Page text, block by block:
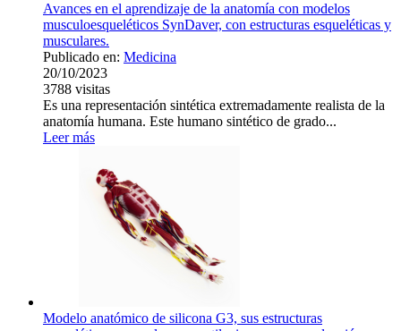
Avances en el aprendizaje de la anatomía con modelos
musculoesqueléticos SynDaver, con estructuras esqueléticas y
musculares.
Publicado en: Medicina
20/10/2023
3788 visitas
Es una representación sintética extremadamente realista de la
anatomía humana. Este humano sintético de grado...
Leer más
Modelo anatómico de silicona G3, sus estructuras